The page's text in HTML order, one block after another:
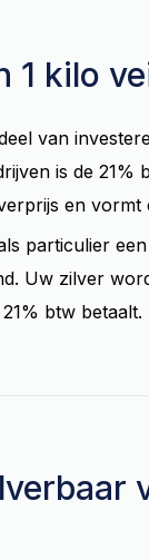
1 kilo
van
is de
en
particulier
Uw zilver
btw